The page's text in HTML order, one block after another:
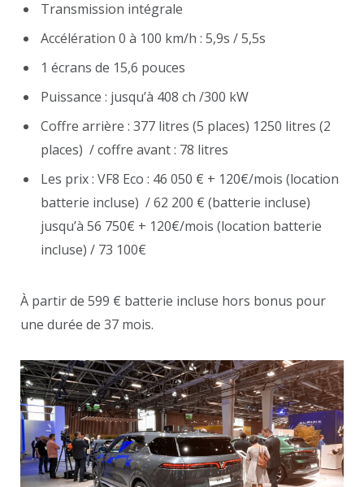
Transmission intégrale
Accélération 0 à 100 km/h : 5,9s / 5,5s
1 écrans de 15,6 pouces
Puissance : jusqu’à 408 ch /300 kW
Coffre arrière : 377 litres (5 places) 1250 litres (2
places) / coffre avant : 78 litres
Les prix : VF8 Eco : 46 050 € + 120€/mois (location
batterie incluse) / 62 200 € (batterie incluse)
jusqu’à 56 750€ + 120€/mois (location batterie
incluse) / 73 100€
À partir de 599 € batterie incluse hors bonus pour
une durée de 37 mois.